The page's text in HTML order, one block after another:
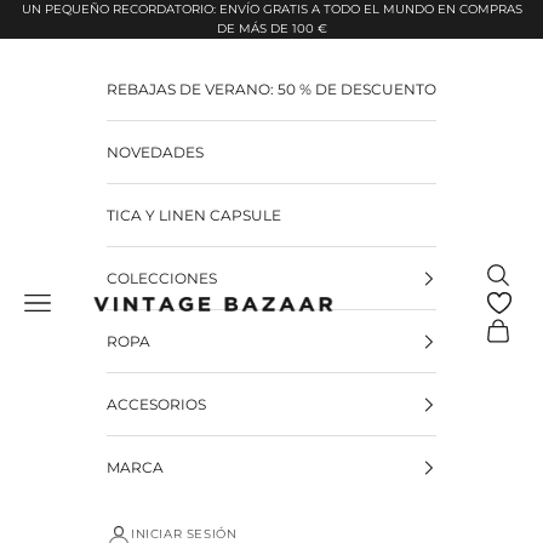
Pular para o conteúdo
UN PEQUEÑO RECORDATORIO: ENVÍO GRATIS A TODO EL MUNDO EN COMPRAS
DE MÁS DE 100 €
Vintage Bazaar
REBAJAS DE VERANO: 50 % DE DESCUENTO
NOVEDADES
TICA Y LINEN CAPSULE
COLECCIONES
ROPA
ACCESORIOS
MARCA
INICIAR SESIÓN